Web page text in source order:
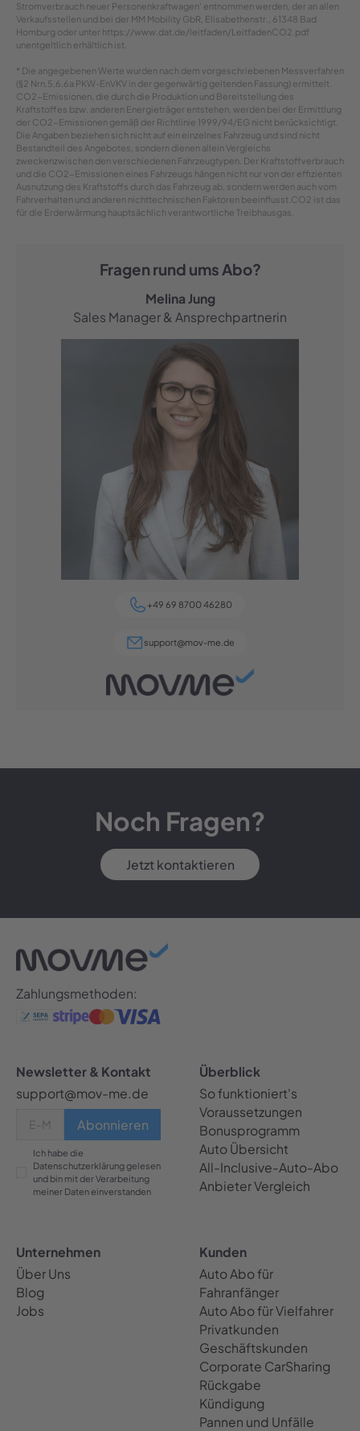
Stromverbrauch neuer Personenkraftwagen' entnommen werden, der an allen
Verkaufsstellen und bei der MM Mobility GbR, Elisabethenstr., 61348 Bad
Homburg oder unter https://www.dat.de/leitfaden/LeitfadenCO2.pdf
unentgeltlich erhältlich ist.
* Die angegebenen Werte wurden nach dem vorgeschriebenen Messverfahren
(§2 Nrn.5,6,6a PKW-EnVKV in der gegenwärtig geltenden Fassung) ermittelt.
CO2-Emissionen, die durch die Produktion und Bereitstellung des
Kraftstoffes bzw. anderen Energieträger entstehen, werden bei der Ermittlung
der CO2-Emissionen gemäß der Richtlinie 1999/94/EG nicht berücksichtigt.
Die Angaben beziehen sich nicht auf ein einzelnes Fahrzeug und sind nicht
Bestandteil des Angebotes, sondern dienen allein Vergleichs
zweckenzwischen den verschiedenen Fahrzeugtypen. Der Kraftstoffverbrauch
und die CO2-Emissionen eines Fahrzeugs hängen nicht nur von der effizienten
Ausnutzung des Kraftstoffs durch das Fahrzeug ab, sondern werden auch vom
Fahrverhalten und anderen nichttechnischen Faktoren beeinflusst.CO2 ist das
für die Erderwärmung hauptsächlich verantwortliche Treibhausgas.
Fragen rund ums Abo?
Melina Jung
Sales Manager & Ansprechpartnerin
+49 69 8700 46280
support@mov-me.de
Noch Fragen?
Jetzt kontaktieren
Zahlungsmethoden:
Newsletter & Kontakt
support@mov-me.de
Ich habe die
Datenschutzerklärung gelesen
und bin mit der Verarbeitung
meiner Daten einverstanden
Überblick
So funktioniert's
Voraussetzungen
Bonusprogramm
Auto Übersicht
All-Inclusive-Auto-Abo
Anbieter Vergleich
Unternehmen
Über Uns
Blog
Jobs
Kunden
Auto Abo für
Fahranfänger
Auto Abo für Vielfahrer
Privatkunden
Geschäftskunden
Corporate CarSharing
Rückgabe
Kündigung
Pannen und Unfälle